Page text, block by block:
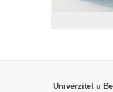
Univerzitet u